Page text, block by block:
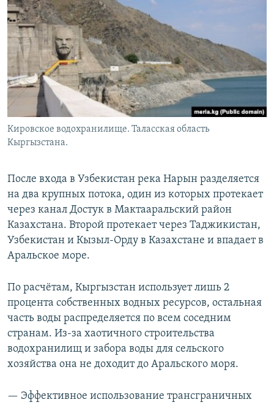
Кировское водохранилище. Таласская область
Кыргызстана.
После входа в Узбекистан река Нарын разделяется
на два крупных потока, один из которых протекает
через канал Достук в Мактааральский район
Казахстана. Второй протекает через Таджикистан,
Узбекистан и Кызыл-Орду в Казахстане и впадает в
Аральское море.
По расчётам, Кыргызстан использует лишь 2
процента собственных водных ресурсов, остальная
часть воды распределяется по всем соседним
странам. Из-за хаотичного строительства
водохранилищ и забора воды для сельского
хозяйства она не доходит до Аральского моря.
— Эффективное использование трансграничных